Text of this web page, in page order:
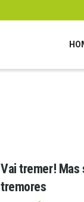
Vai tremer!
tremores